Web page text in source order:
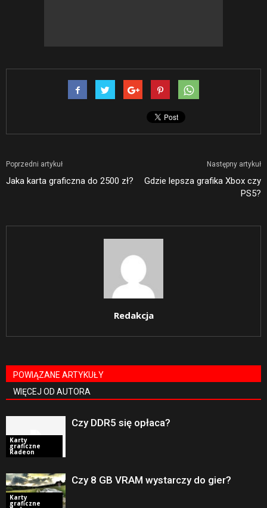
Poprzedni artykuł
Jaka karta graficzna do 2500 zł?
Następny artykuł
Gdzie lepsza grafika Xbox czy
PS5?
Redakcja
POWIĄZANE ARTYKUŁY
WIĘCEJ OD AUTORA
Karty
graficzne
Radeon
Czy DDR5 się opłaca?
Karty
graficzne
Czy 8 GB VRAM wystarczy do gier?